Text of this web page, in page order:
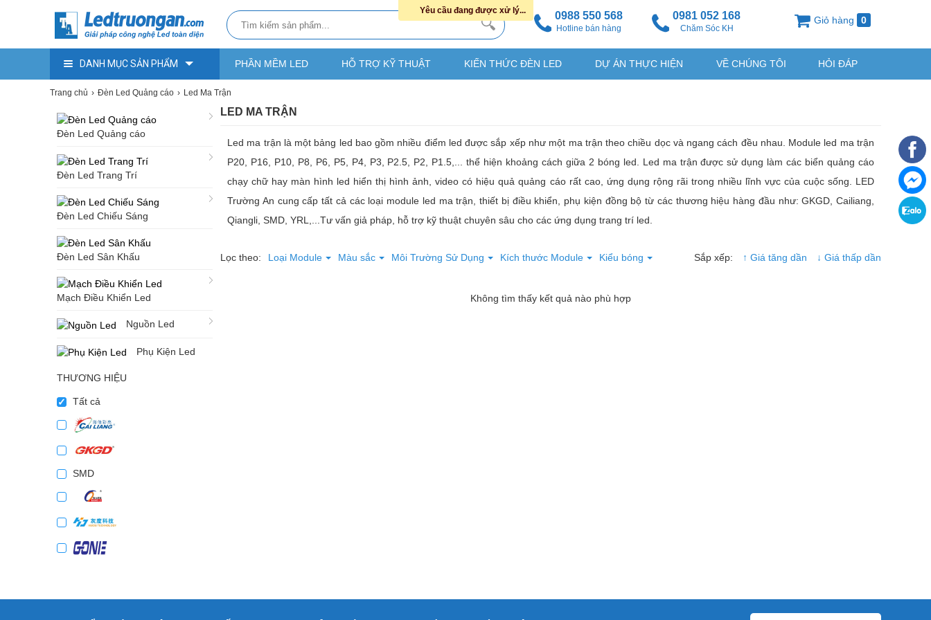
0988 550 568
Hotline bán hàng
0981 052 168
Chăm Sóc KH
Giỏ hàng 0
DANH MỤC SẢN PHẨM PHẦN MỀM LED HỖ TRỢ KỸ THUẬT KIẾN THỨC ĐÈN LED DỰ ÁN THỰC HIỆN VỀ CHÚNG TÔI HỎI ĐÁP
Trang chủ Đèn Led Quảng cáo Led Ma Trận
Đèn Led Quảng cáo
Đèn Led Trang Trí
Đèn Led Chiếu Sáng
Đèn Led Sân Khấu
Mạch Điều Khiển Led
Nguồn Led
Phụ Kiện Led
THƯƠNG HIỆU
Tất cả
SMD
LED MA TRẬN
Led ma trận là một bảng led bao gồm nhiều điểm led được sắp xếp như một ma trận theo chiều dọc và ngang cách đều nhau. Module led ma trận
P20, P16, P10, P8, P6, P5, P4, P3, P2.5, P2, P1.5,... thể hiện khoảng cách giữa 2 bóng led. Led ma trận được sử dụng làm các biển quảng cáo
chạy chữ hay màn hình led hiển thị hình ảnh, video có hiệu quả quảng cáo rất cao, ứng dụng rộng rãi trong nhiều lĩnh vực của cuộc sống. LED
Trường An cung cấp tất cả các loại module led ma trận, thiết bị điều khiển, phụ kiện đồng bộ từ các thương hiệu hàng đầu như: GKGD, Cailiang,
Qiangli, SMD, YRL,...Tư vấn giả pháp, hỗ trợ kỹ thuật chuyên sâu cho các ứng dụng trang trí led.
Lọc theo: Loại Module Màu sắc Môi Trường Sử Dụng Kích thước Module Kiểu bóng Sắp xếp: ↑ Giá tăng dần ↓ Giá thấp dần
Không tìm thấy kết quả nào phù hợp
Yêu cầu đang được xử lý...